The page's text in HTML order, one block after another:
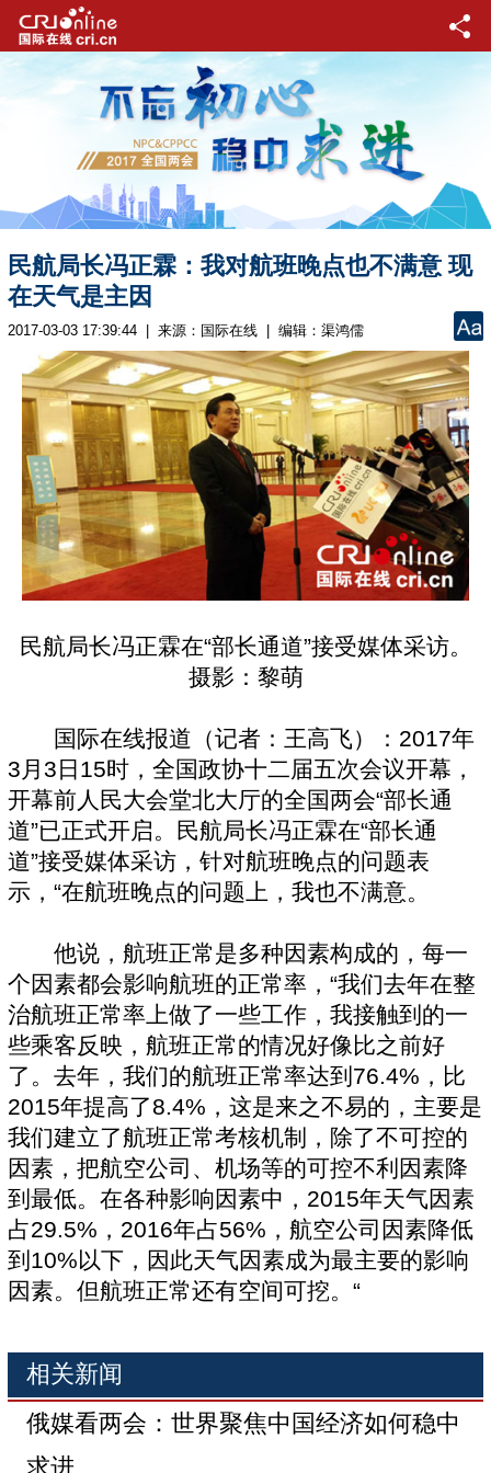
民航局长冯正霖：我对航班晚点也不满意 现
在天气是主因
2017-03-03 17:39:44 | 来源： 国际在线 | 编辑：渠鸿儒
民航局长冯正霖在“部长通道”接受媒体采访。
摄影：黎萌
国际在线报道（记者：王高飞）：2017年
3月3日15时，全国政协十二届五次会议开幕，
开幕前人民大会堂北大厅的全国两会“部长通
道”已正式开启。民航局长冯正霖在“部长通
道”接受媒体采访，针对航班晚点的问题表
示，“在航班晚点的问题上，我也不满意。
他说，航班正常是多种因素构成的，每一
个因素都会影响航班的正常率，“我们去年在整
治航班正常率上做了一些工作，我接触到的一
些乘客反映，航班正常的情况好像比之前好
了。去年，我们的航班正常率达到76.4%，比
2015年提高了8.4%，这是来之不易的，主要是
我们建立了航班正常考核机制，除了不可控的
因素，把航空公司、机场等的可控不利因素降
到最低。在各种影响因素中，2015年天气因素
占29.5%，2016年占56%，航空公司因素降低
到10%以下，因此天气因素成为最主要的影响
因素。但航班正常还有空间可挖。“
相关新闻
俄媒看两会：世界聚焦中国经济如何稳中
求进